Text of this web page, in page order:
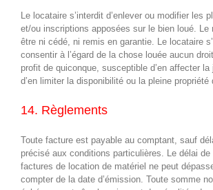
Le locataire s’interdit d’enlever ou modifier les
et/ou inscriptions apposées sur le bien loué. Le
être ni cédé, ni remis en garantie. Le locataire
consentir à l’égard de la chose louée aucun
profit de quiconque, susceptible d’en affecter
d’en limiter la disponibilité ou la pleine propriété
14. Règlements
Toute facture est payable au comptant, sauf
précisé aux conditions particulières. Le délai de
factures de location de matériel ne peut
compter de la date d’émission. Toute somme